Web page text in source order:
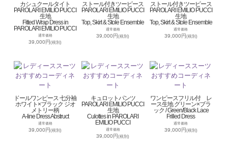
カシュクールタイト
PAROLARI EMILIO PUCCI
生地
Fitted Wrap Dress in
PAROLARI EMILIO PUCCI
通常価格
39,000円(税別)
ストール付きツーピース
PAROLARI EMILIO PUCCI
生地
Top, Skirt & Stole Ensemble
通常価格
39,000円(税別)
ストール付きツーピース
PAROLARI EMILIO PUCCI
生地
Top, Skirt & Stole Ensemble
通常価格
39,000円(税別)
ドールワンピース 七分袖
ホワイト×ブラック ジオ
メトリー柄
A-line Dress Abstruct
通常価格
39,000円(税別)
キュロットパンツ
PAROLARI EMILIO PUCCI
生地
Culottes in PAROLARI
EMILIO PUCCI
通常価格
39,000円(税別)
ワンピースフリル付 レ
ース生地 グリーン×ブラ
ック / Green/Black Lace
Frilled Dress
通常価格
39,000円(税別)